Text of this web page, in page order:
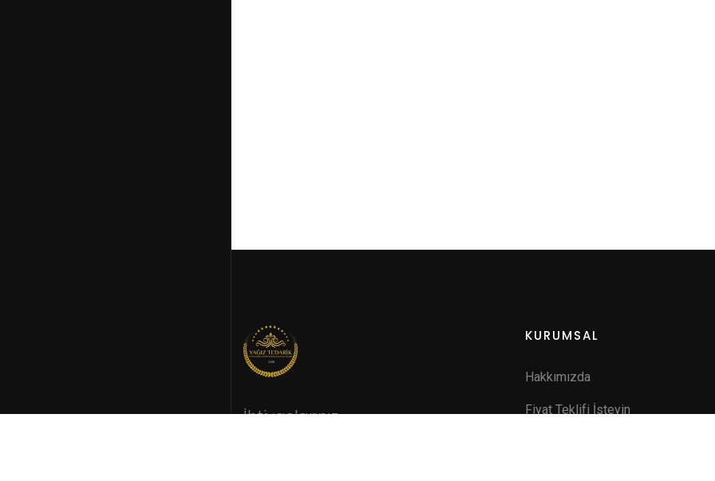
İhtiyaçlarınız
KURUMSAL
Hakkımızda
Fiyat Teklifi İsteyin